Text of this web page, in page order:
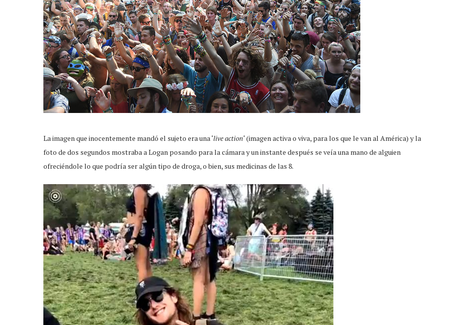
La imagen que inocentemente mandó el sujeto era una ‘live action‘ (imagen activa o viva, para los que le van al América) y la
foto de dos segundos mostraba a Logan posando para la cámara y un instante después se veía una mano de alguien
ofreciéndole lo que podría ser algún tipo de droga, o bien, sus medicinas de las 8.